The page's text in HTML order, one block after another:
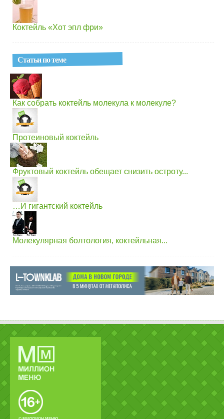
Коктейль «Хот эпл фри»
Статьи по теме
Как собрать коктейль молекула к молекуле?
Протеиновый коктейль
Фруктовый коктейль обещает снизить остроту...
…И гигантский коктейль
Молекулярная болтология, коктейльная...